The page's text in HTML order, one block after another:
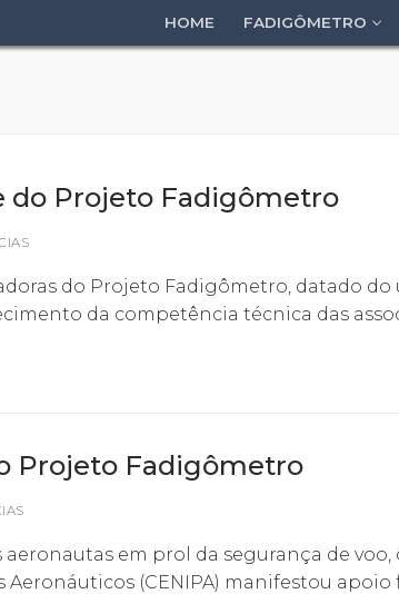
HOME FADIGÔMETRO
do Projeto Fadigômetro
do Projeto Fadigômetro, datado do
da competência técnica das
Projeto Fadigômetro
em prol da segurança de voo,
(CENIPA) manifestou apoio